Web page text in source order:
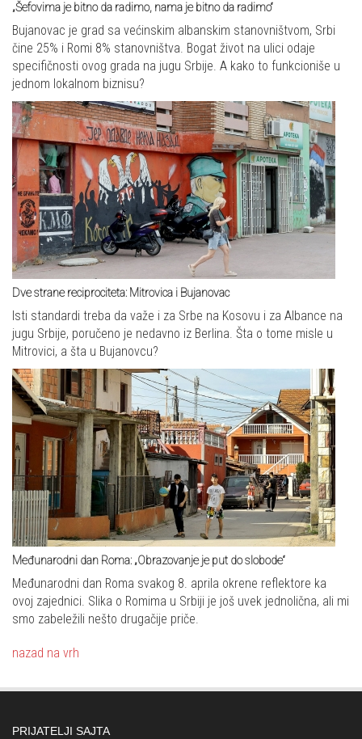
„Šefovima je bitno da radimo, nama je bitno da radimo“
Bujanovac je grad sa većinskim albanskim stanovništvom, Srbi
čine 25% i Romi 8% stanovništva. Bogat život na ulici odaje
specifičnosti ovog grada na jugu Srbije. A kako to funkcioniše u
jednom lokalnom biznisu?
Dve strane reciprociteta: Mitrovica i Bujanovac
Isti standardi treba da važe i za Srbe na Kosovu i za Albance na
jugu Srbije, poručeno je nedavno iz Berlina. Šta o tome misle u
Mitrovici, a šta u Bujanovcu?
Međunarodni dan Roma: „Obrazovanje je put do slobode“
Međunarodni dan Roma svakog 8. aprila okrene reflektore ka
ovoj zajednici. Slika o Romima u Srbiji je još uvek jednolična, ali mi
smo zabeležili nešto drugačije priče.
nazad na vrh
PRIJATELJI SAJTA